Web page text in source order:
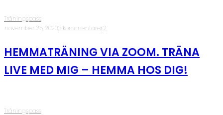
Träningspass
·november 25, 2020·3 kommentarer·2
HEMMATRÄNING VIA ZOOM. TRÄNA
LIVE MED MIG – HEMMA HOS DIG!
Träningspass